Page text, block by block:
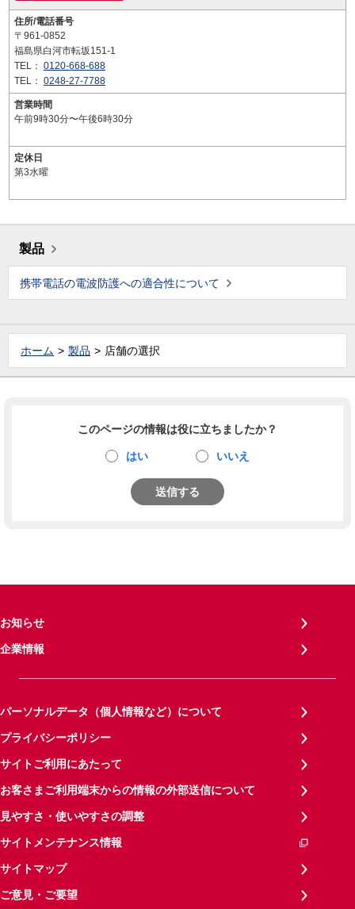
住所/電話番号
〒961-0852
福島県白河市転坂151-1
TEL： 0120-668-688
TEL： 0248-27-7788
営業時間
午前9時30分〜午後6時30分
定休日
第3水曜
製品
携帯電話の電波防護への適合性について
ホーム 製品 店舗の選択
このページの情報は役に立ちましたか？
はい いいえ
送信する
お知らせ
企業情報
パーソナルデータ（個人情報など）について
プライバシーポリシー
サイトご利用にあたって
お客さまご利用端末からの情報の外部送信について
見やすさ・使いやすさの調整
サイトメンテナンス情報
サイトマップ
ご意見・ご要望